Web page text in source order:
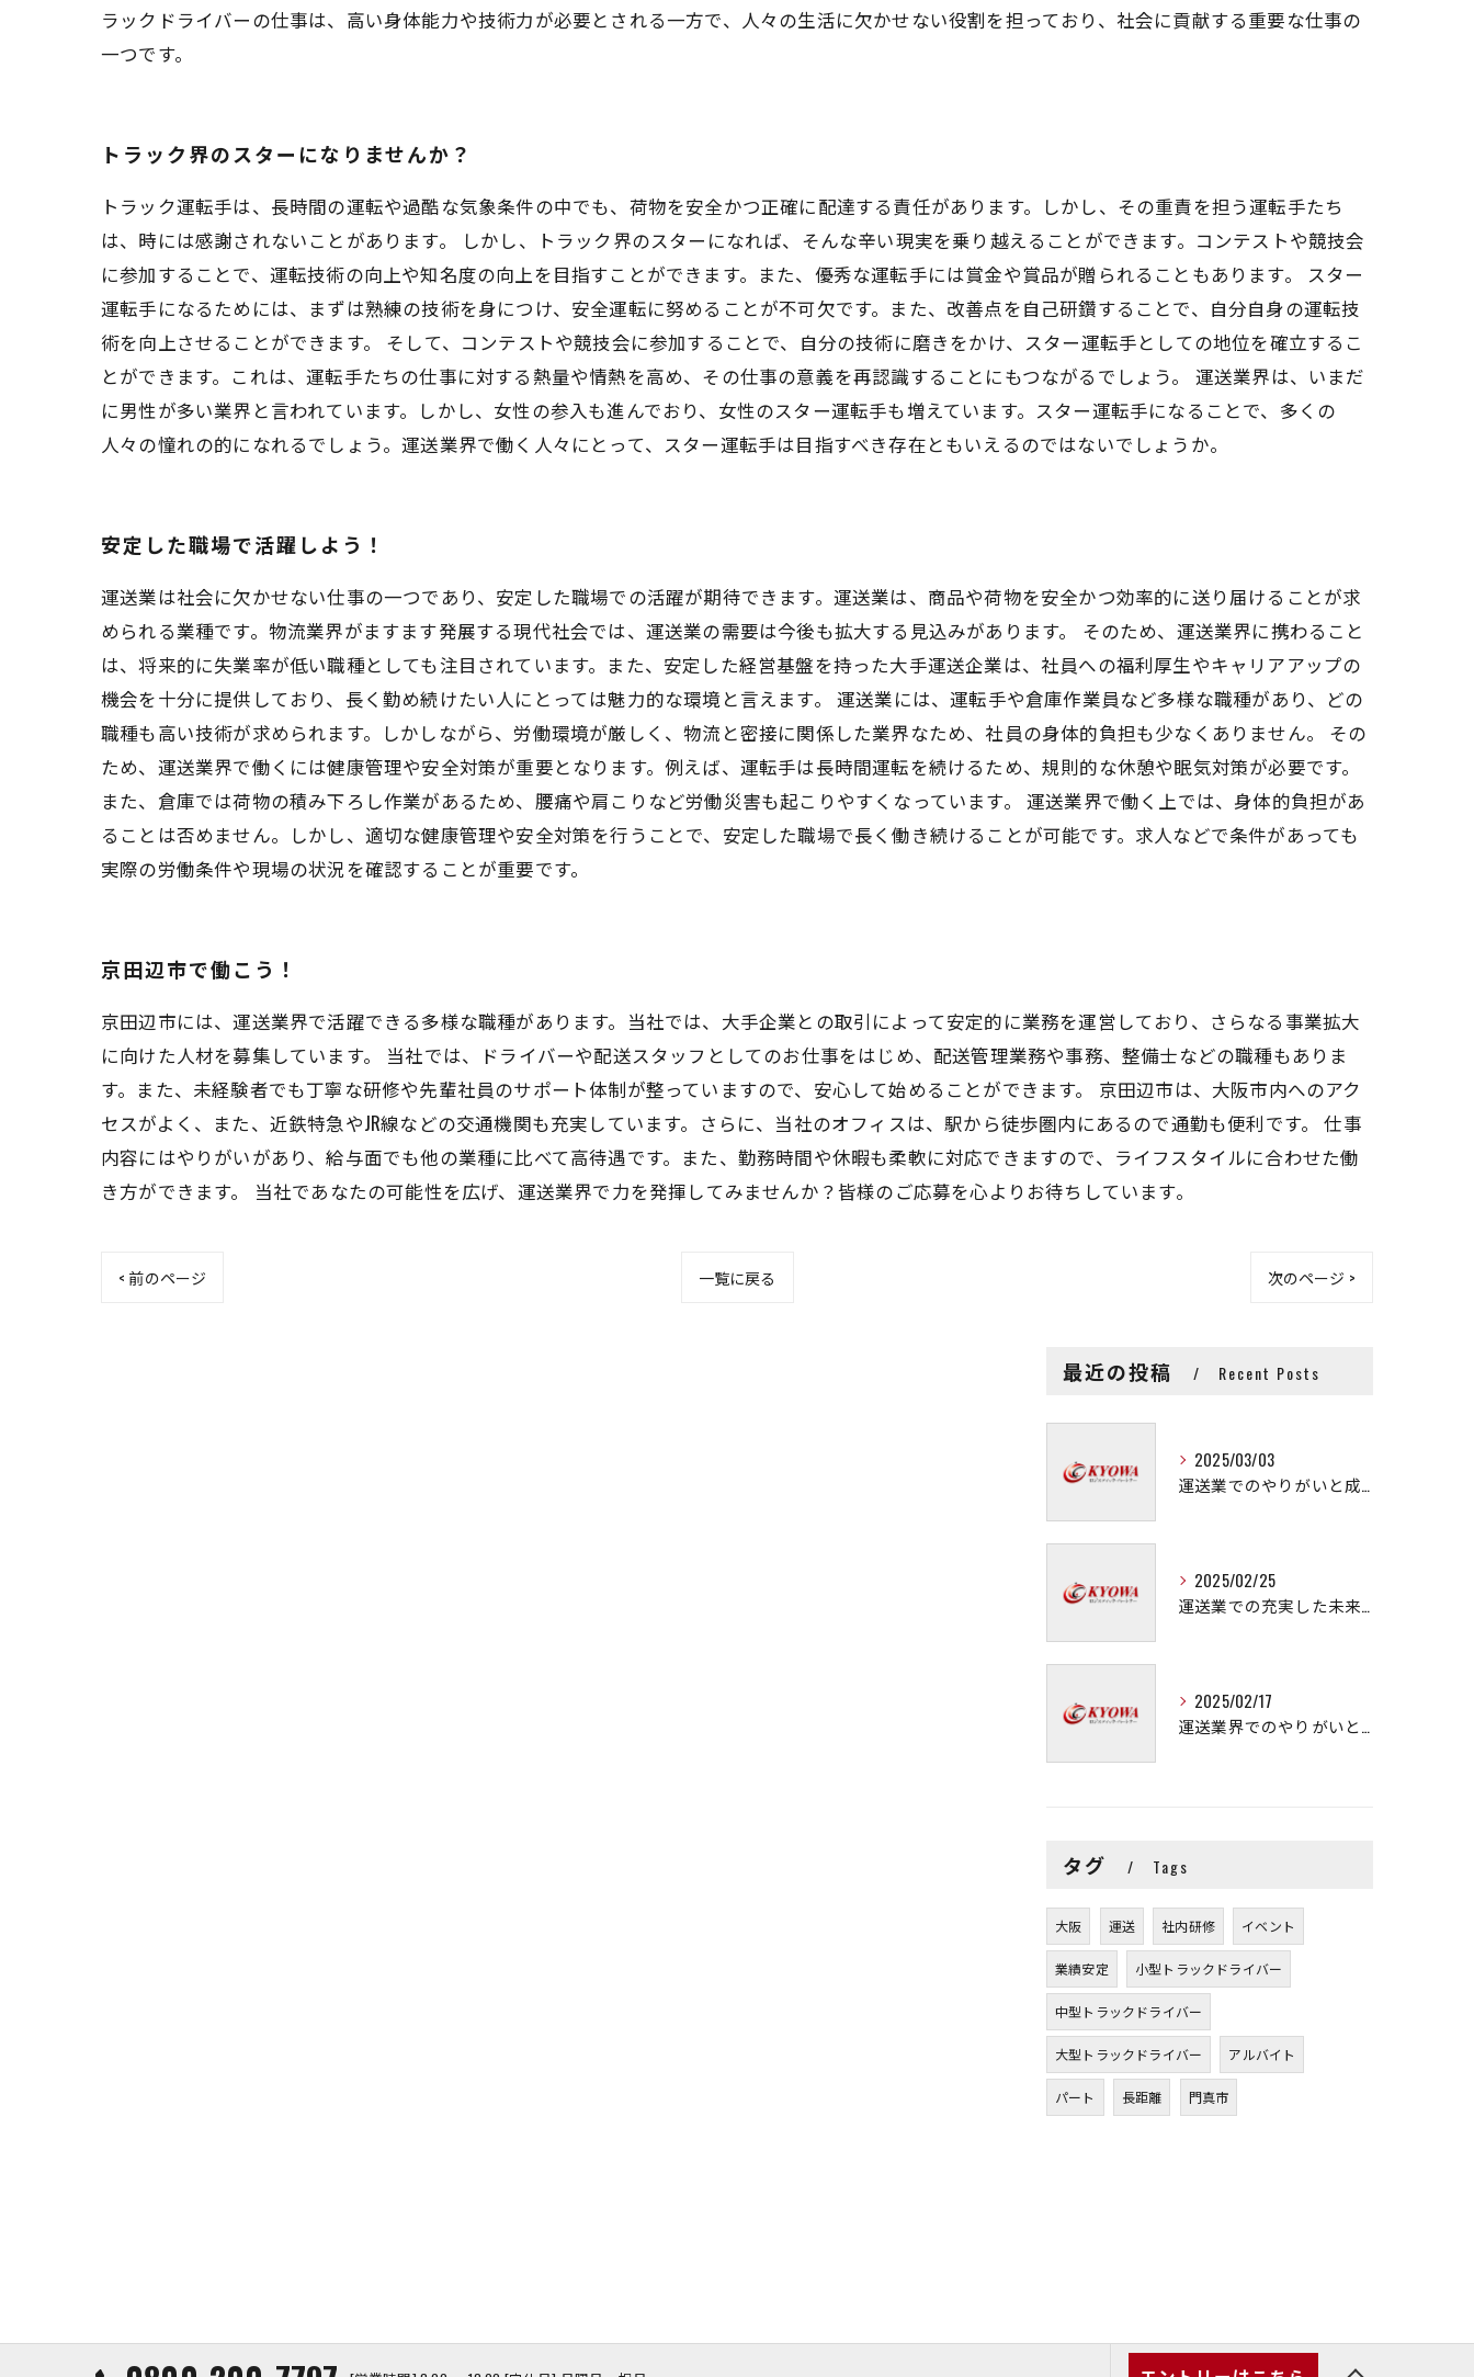
ラックドライバーの仕事は、高い身体能力や技術力が必要とされる一方で、人々の生活に欠かせない役割を担っており、社会に貢献する重要な仕事の
一つです。
トラック界のスターになりませんか？
トラック運転手は、長時間の運転や過酷な気象条件の中でも、荷物を安全かつ正確に配達する責任があります。しかし、その重責を担う運転手たち
は、時には感謝されないことがあります。 しかし、トラック界のスターになれば、そんな辛い現実を乗り越えることができます。コンテストや競技会
に参加することで、運転技術の向上や知名度の向上を目指すことができます。また、優秀な運転手には賞金や賞品が贈られることもあります。 スター
運転手になるためには、まずは熟練の技術を身につけ、安全運転に努めることが不可欠です。また、改善点を自己研鑽することで、自分自身の運転技
術を向上させることができます。 そして、コンテストや競技会に参加することで、自分の技術に磨きをかけ、スター運転手としての地位を確立するこ
とができます。これは、運転手たちの仕事に対する熱量や情熱を高め、その仕事の意義を再認識することにもつながるでしょう。 運送業界は、いまだ
に男性が多い業界と言われています。しかし、女性の参入も進んでおり、女性のスター運転手も増えています。スター運転手になることで、多くの
人々の憧れの的になれるでしょう。運送業界で働く人々にとって、スター運転手は目指すべき存在ともいえるのではないでしょうか。
安定した職場で活躍しよう！
運送業は社会に欠かせない仕事の一つであり、安定した職場での活躍が期待できます。運送業は、商品や荷物を安全かつ効率的に送り届けることが求
められる業種です。物流業界がますます発展する現代社会では、運送業の需要は今後も拡大する見込みがあります。 そのため、運送業界に携わること
は、将来的に失業率が低い職種としても注目されています。また、安定した経営基盤を持った大手運送企業は、社員への福利厚生やキャリアアップの
機会を十分に提供しており、長く勤め続けたい人にとっては魅力的な環境と言えます。 運送業には、運転手や倉庫作業員など多様な職種があり、どの
職種も高い技術が求められます。しかしながら、労働環境が厳しく、物流と密接に関係した業界なため、社員の身体的負担も少なくありません。 その
ため、運送業界で働くには健康管理や安全対策が重要となります。例えば、運転手は長時間運転を続けるため、規則的な休憩や眠気対策が必要です。
また、倉庫では荷物の積み下ろし作業があるため、腰痛や肩こりなど労働災害も起こりやすくなっています。 運送業界で働く上では、身体的負担があ
ることは否めません。しかし、適切な健康管理や安全対策を行うことで、安定した職場で長く働き続けることが可能です。求人などで条件があっても
実際の労働条件や現場の状況を確認することが重要です。
京田辺市で働こう！
京田辺市には、運送業界で活躍できる多様な職種があります。当社では、大手企業との取引によって安定的に業務を運営しており、さらなる事業拡大
に向けた人材を募集しています。 当社では、ドライバーや配送スタッフとしてのお仕事をはじめ、配送管理業務や事務、整備士などの職種もありま
す。また、未経験者でも丁寧な研修や先輩社員のサポート体制が整っていますので、安心して始めることができます。 京田辺市は、大阪市内へのアク
セスがよく、また、近鉄特急やJR線などの交通機関も充実しています。さらに、当社のオフィスは、駅から徒歩圏内にあるので通勤も便利です。 仕事
内容にはやりがいがあり、給与面でも他の業種に比べて高待遇です。また、勤務時間や休暇も柔軟に対応できますので、ライフスタイルに合わせた働
き方ができます。 当社であなたの可能性を広げ、運送業界で力を発揮してみませんか？皆様のご応募を心よりお待ちしています。
< 前のページ 一覧に戻る 次のページ >
最近の投稿 Recent Posts
2025/03/03
運送業でのやりがいと成長の秘訣
2025/02/25
運送業での充実した未来を拓く方法
2025/02/17
運送業界でのやりがいと可能性
タグ Tags
大阪 運送 社内研修 イベント
業績安定 小型トラックドライバー
中型トラックドライバー
大型トラックドライバー アルバイト
パート 長距離 門真市